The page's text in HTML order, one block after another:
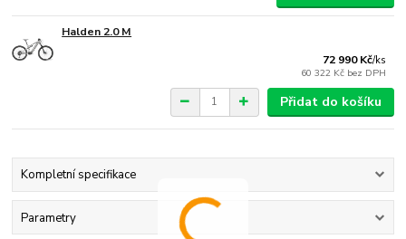
Halden 2.0 M
72 990 Kč/ks
60 322 Kč bez DPH
Přidat do košíku
Kompletní specifikace
Parametry